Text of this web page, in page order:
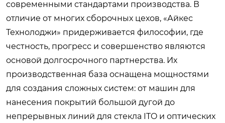
современными стандартами производства. В
отличие от многих сборочных цехов, «Айкес
Технолоджи» придерживается философии, где
честность, прогресс и совершенство являются
основой долгосрочного партнерства. Их
производственная база оснащена мощностями
для создания сложных систем: от машин для
нанесения покрытий большой дугой до
непрерывных линий для стекла ITO и оптических